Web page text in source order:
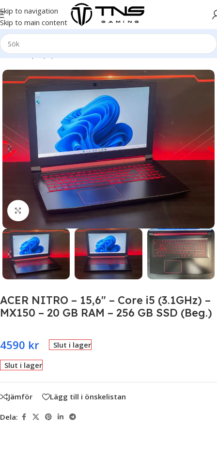
Skip to navigation
Skip to main content
Hem/Laptop | Bärbar dator
Click to enlarge
ACER NITRO – 15,6″ – Core i5 (3.1GHz) –
MX150 – 20 GB RAM – 256 GB SSD (Beg.)
4590 kr Slut i lager
Slut i lager
Jämför Lägg till i önskelistan
Dela: